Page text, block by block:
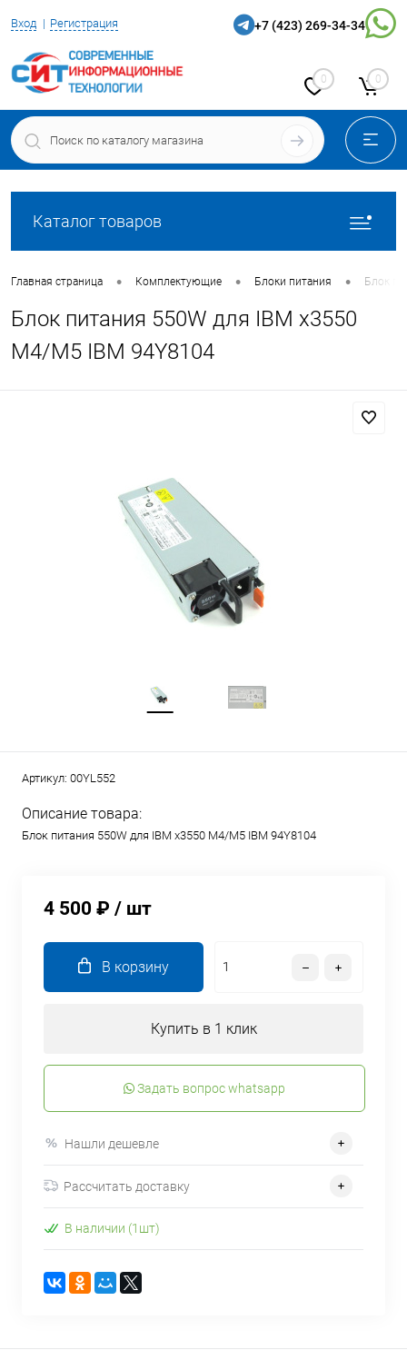
Вход Регистрация +7 (423) 269-34-34
0 0
Каталог товаров
Главная страница • Комплектующие • Блоки питания • Блок
Блок питания 550W для IBM x3550
M4/M5 IBM 94Y8104
Артикул: 00YL552
Описание товара:
Блок питания 550W для IBM x3550 M4/M5 IBM 94Y8104
4 500 ₽ / шт
В корзину
Купить в 1 клик
Задать вопрос whatsapp
Нашли дешевле
Рассчитать доставку
В наличии (1шт)